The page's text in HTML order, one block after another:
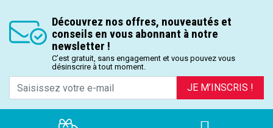
Découvrez nos offres, nouveautés et
conseils en vous abonnant à notre
newsletter !
C’est gratuit, sans engagement et vous pouvez vous
désinscrire à tout moment.
JE M’INSCRIS !